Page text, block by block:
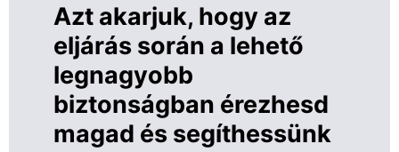
Azt akarjuk, hogy az
eljárás során a lehető
legnagyobb
biztonságban érezhesd
magad és segíthessünk